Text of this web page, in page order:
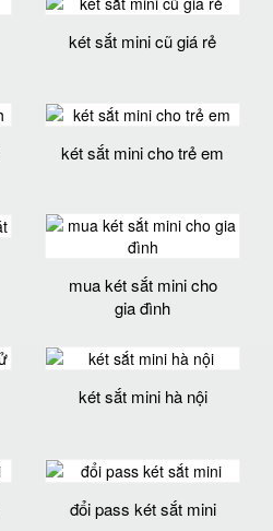
két sắt mini cũ giá rẻ
két sắt mini cho trẻ em
mua két sắt mini cho
gia đình
két sắt mini hà nội
đổi pass két sắt mini